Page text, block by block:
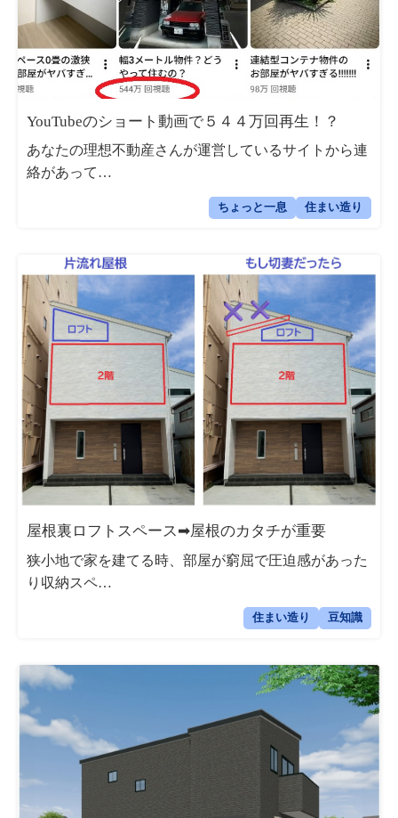
YouTubeのショート動画で５４４万回再生！？
あなたの理想不動産さんが運営しているサイトから連
絡があって…
ちょっと一息 住まい造り
屋根裏ロフトスペース➡屋根のカタチが重要
狭小地で家を建てる時、部屋が窮屈で圧迫感があった
り収納スペ…
住まい造り 豆知識